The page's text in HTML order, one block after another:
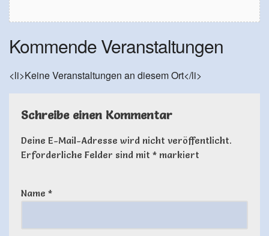
Kommende Veranstaltungen
<li>Keine Veranstaltungen an diesem Ort</li>
Schreibe einen Kommentar
Deine E-Mail-Adresse wird nicht veröffentlicht.
Erforderliche Felder sind mit * markiert
Name *